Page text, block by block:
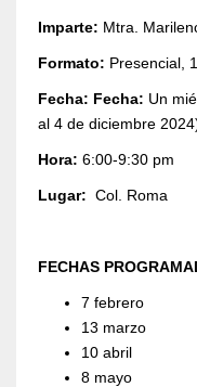
Imparte: Mtra.
Formato: Presencial,
Fecha: Fecha: Un
al 4 de diciembre
Hora: 6:00-9:30 pm
Lugar: Col. Roma
FECHAS
7 febrero
13 marzo
10 abril
8 mayo